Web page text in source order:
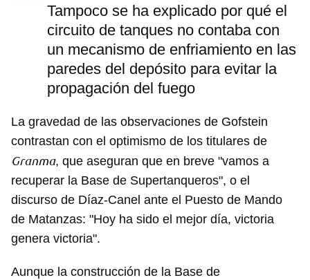
Tampoco se ha explicado por qué el
circuito de tanques no contaba con
un mecanismo de enfriamiento en las
paredes del depósito para evitar la
propagación del fuego
La gravedad de las observaciones de Gofstein
contrastan con el optimismo de los titulares de
Granma, que aseguran que en breve "vamos a
recuperar la Base de Supertanqueros", o el
discurso de Díaz-Canel ante el Puesto de Mando
de Matanzas: "Hoy ha sido el mejor día, victoria
genera victoria".
Aunque la construcción de la Base de